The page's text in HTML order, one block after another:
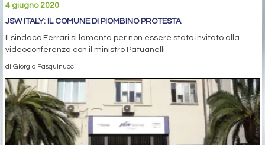
4 giugno 2020
JSW ITALY: IL COMUNE DI PIOMBINO PROTESTA
Il sindaco Ferrari si lamenta per non essere stato invitato alla
videoconferenza con il ministro Patuanelli
di Giorgio Pasquinucci